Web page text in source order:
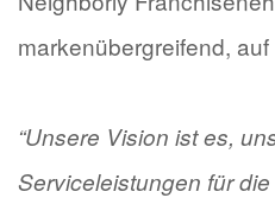
markenübergreifend,
“Unsere Vision ist es,
Serviceleistungen für